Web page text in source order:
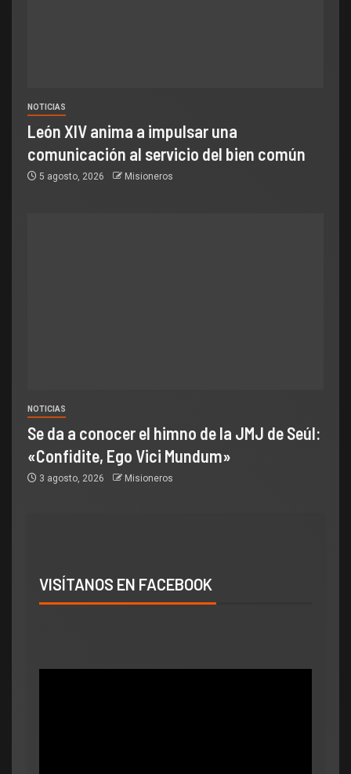
NOTICIAS
León XIV anima a impulsar una
comunicación al servicio del bien común
5 agosto, 2026 Misioneros
NOTICIAS
Se da a conocer el himno de la JMJ de Seúl:
«Confidite, Ego Vici Mundum»
3 agosto, 2026 Misioneros
VISÍTANOS EN FACEBOOK